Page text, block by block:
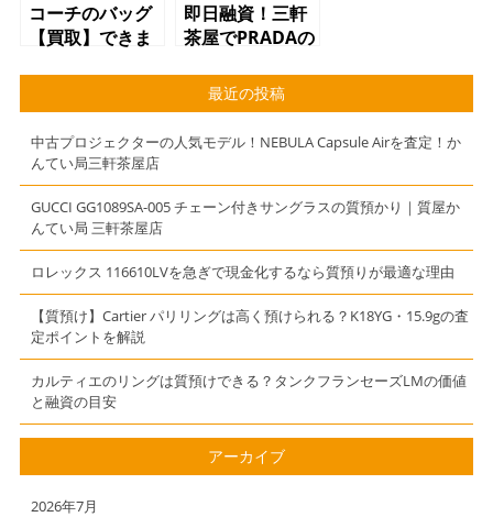
コーチのバッグ
【買取】できま
【駒沢】【上
馬】
即日融資！三軒
茶屋でPRADAの
り♪かんてい局三
軒茶屋店
最近の投稿
中古プロジェクターの人気モデル！NEBULA Capsule Airを査定！か
んてい局三軒茶屋店
GUCCI GG1089SA-005 チェーン付きサングラスの質預かり｜質屋か
んてい局 三軒茶屋店
ロレックス 116610LVを急ぎで現金化するなら質預りが最適な理由
【質預け】Cartier パリリングは高く預けられる？K18YG・15.9gの査
定ポイントを解説
カルティエのリングは質預けできる？タンクフランセーズLMの価値
と融資の目安
アーカイブ
2026年7月